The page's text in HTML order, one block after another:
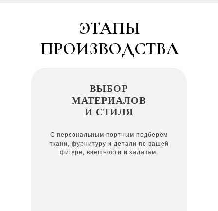
С персональным портным подберём
ткани, фурнитуру и детали по вашей
фигуре, внешности и задачам.
ВЫБОР
МАТЕРИАЛОВ
И СТИЛЯ
ЭТАПЫ
ПРОИЗВОДСТВА